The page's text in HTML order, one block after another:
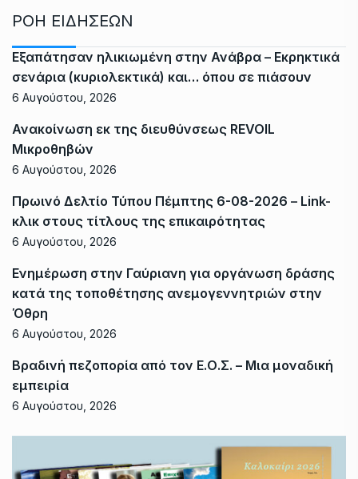
ΡΟΗ ΕΙΔΗΣΕΩΝ
Εξαπάτησαν ηλικιωμένη στην Ανάβρα – Εκρηκτικά
σενάρια (κυριολεκτικά) και… όπου σε πιάσουν
6 Αυγούστου, 2026
Ανακοίνωση εκ της διευθύνσεως REVOIL
Μικροθηβών
6 Αυγούστου, 2026
Πρωινό Δελτίο Τύπου Πέμπτης 6-08-2026 – Link-
κλικ στους τίτλους της επικαιρότητας
6 Αυγούστου, 2026
Ενημέρωση στην Γαύριανη για οργάνωση δράσης
κατά της τοποθέτησης ανεμογεννητριών στην
Όθρη
6 Αυγούστου, 2026
Βραδινή πεζοπορία από τον Ε.Ο.Σ. – Μια μοναδική
εμπειρία
6 Αυγούστου, 2026